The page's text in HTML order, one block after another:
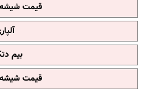
قیمت
بیم
قیمت